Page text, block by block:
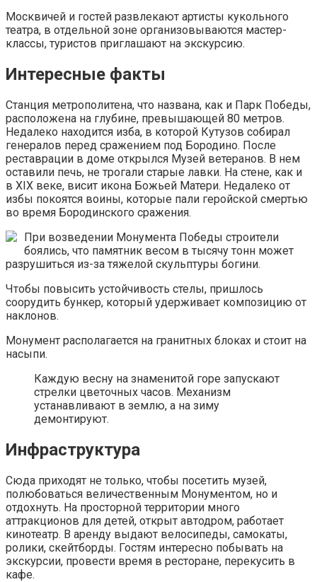
Москвичей и гостей развлекают артисты кукольного
театра, в отдельной зоне организовываются мастер-
классы, туристов приглашают на экскурсию.
Интересные факты
Станция метрополитена, что названа, как и Парк Победы,
расположена на глубине, превышающей 80 метров.
Недалеко находится изба, в которой Кутузов собирал
генералов перед сражением под Бородино. После
реставрации в доме открылся Музей ветеранов. В нем
оставили печь, не трогали старые лавки. На стене, как и
в XIX веке, висит икона Божьей Матери. Недалеко от
избы покоятся воины, которые пали геройской смертью
во время Бородинского сражения.
При возведении Монумента Победы строители
боялись, что памятник весом в тысячу тонн может
разрушиться из-за тяжелой скульптуры богини.
Чтобы повысить устойчивость стелы, пришлось
соорудить бункер, который удерживает композицию от
наклонов.
Монумент располагается на гранитных блоках и стоит на
насыпи.
Каждую весну на знаменитой горе запускают
стрелки цветочных часов. Механизм
устанавливают в землю, а на зиму
демонтируют.
Инфраструктура
Сюда приходят не только, чтобы посетить музей,
полюбоваться величественным Монументом, но и
отдохнуть. На просторной территории много
аттракционов для детей, открыт автодром, работает
кинотеатр. В аренду выдают велосипеды, самокаты,
ролики, скейтборды. Гостям интересно побывать на
экскурсии, провести время в ресторане, перекусить в
кафе.